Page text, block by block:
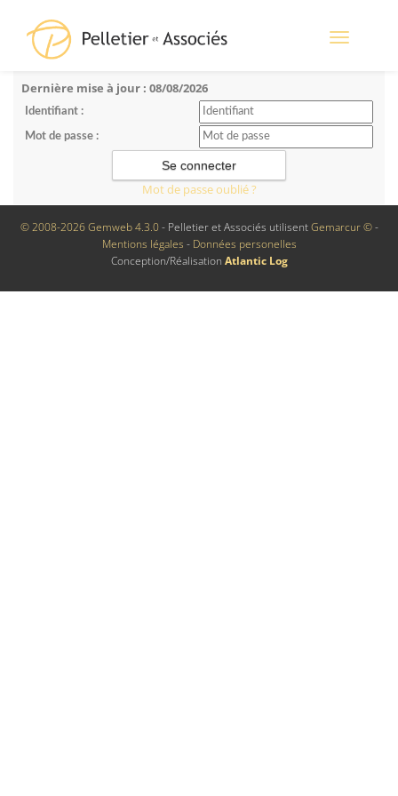
Toggle
Dernière mise à jour : 08/08/2026
Identifiant :
Mot de passe :
Mot de passe oublié ?
© 2008-2026 Gemweb 4.3.0- Pelletier et Associés utilisentGemarcur ©-
Mentions légales - Données personelles
Conception/Réalisation Atlantic Log